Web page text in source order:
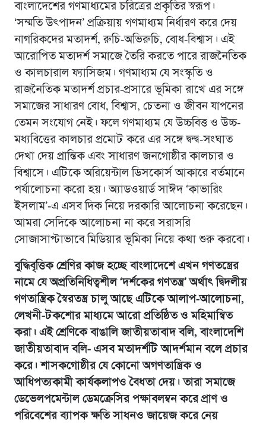
বাংলাদেশের গণমাধ্যমের চরিত্রের প্রকৃতির স্বরূপ।
‘সম্মতি উৎপাদন’ প্রক্রিয়ায় গণমাধ্যম নির্ধারণ করে দেয়
নাগরিকদের মতাদর্শ, রুচি-অভিরুচি, বোধ-বিশ্বাস। এই
আরোপিত মতাদর্শ সমাজে তৈরি করতে পারে রাজনৈতিক
ও কালচারাল ফ্যাসিজম। গণমাধ্যম যে সংস্কৃতি ও
রাজনৈতিক মতাদর্শ প্রচার-প্রসারে ভূমিকা রাখে এর সঙ্গে
সমাজের সাধারণ বোধ, বিশ্বাস, চেতনা ও জীবন যাপনের
তেমন সংযোগ নেই। ফলে গণমাধ্যম যে উচ্চবিত্ত ও উচ্চ-
মধ্যবিত্তের কালচার প্রমোট করে এর সঙ্গে দ্বন্দ্ব-সংঘাত
দেখা দেয় প্রান্তিক এবং সাধারণ জনগোষ্ঠীর কালচার ও
বিশ্বাসে। এটিকে অরিয়েন্টাল ডিসকোর্স আকারে বর্তমানে
পর্যালোচনা করো হয়। অ্যাডওয়ার্ড সাঈদ ‘কাভারিং
ইসলাম’-এ এসব দিক নিয়ে দরকারি আলোচনা করেছেন।
আমরা সেদিকে আলোচনা না করে সরাসরি
সোজাসাপ্টাভাবে মিডিয়ার ভূমিকা নিয়ে কথা শুরু করবো।
বুদ্ধিবৃত্তিক শ্রেণির কাজ হচ্ছে বাংলাদেশে এখন গণতন্ত্রের
নামে যে অপ্রতিনিধিত্বশীল ‘দর্শকের গণতন্ত্র’ অর্থাৎ দ্বিদলীয়
গণতান্ত্রিক স্বৈরতন্ত্র চালু আছে এটিকে আলাপ-আলোচনা,
লেখনী-টকশোর মাধ্যমে আরো প্রতিষ্ঠিত ও মহিমান্বিত
করা। এই শ্রেণিকে বাঙালি জাতীয়তাবাদ বলি, বাংলাদেশি
জাতীয়তাবাদ বলি- এসব মতাদর্শটি আদর্শমান বলে প্রচার
করে। শাসকগোষ্ঠীর যে কোনো অগণতান্ত্রিক ও
আধিপত্যকামী কার্যকলাপও বৈধতা দেয়। তারা সমাজে
ডেভেলপমেন্টাল ডেমক্রেসির পক্ষাবলম্বন করে প্রাণ ও
পরিবেশের ব্যাপক ক্ষতি সাধনও জায়েজ করে নেয়